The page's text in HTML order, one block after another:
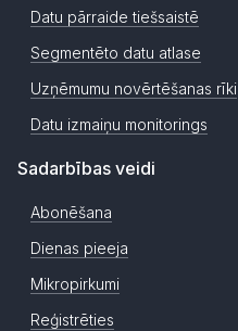
Datu pārraide tiešsaistē
Segmentēto datu atlase
Uzņēmumu novērtēšanas rīki
Datu izmaiņu monitorings
Sadarbības veidi
Abonēšana
Dienas pieeja
Mikropirkumi
Reģistrēties